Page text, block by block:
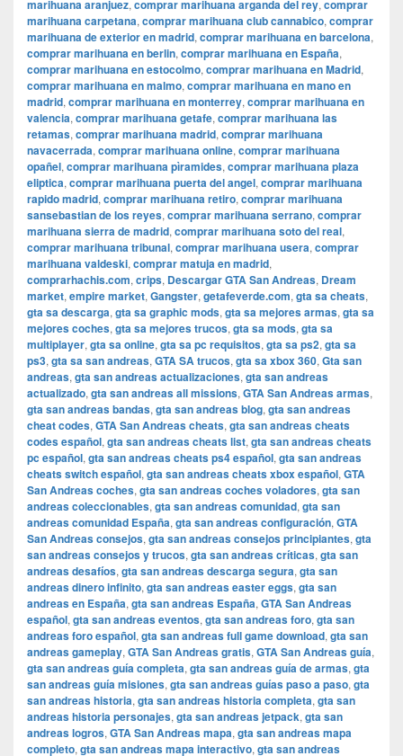
marihuana aranjuez, comprar marihuana arganda del rey, comprar
marihuana carpetana, comprar marihuana club cannabico, comprar
marihuana de exterior en madrid, comprar marihuana en barcelona,
comprar marihuana en berlin, comprar marihuana en España,
comprar marihuana en estocolmo, comprar marihuana en Madrid,
comprar marihuana en malmo, comprar marihuana en mano en
madrid, comprar marihuana en monterrey, comprar marihuana en
valencia, comprar marihuana getafe, comprar marihuana las
retamas, comprar marihuana madrid, comprar marihuana
navacerrada, comprar marihuana online, comprar marihuana
opañel, comprar marihuana pìramides, comprar marihuana plaza
eliptica, comprar marihuana puerta del angel, comprar marihuana
rapido madrid, comprar marihuana retiro, comprar marihuana
sansebastian de los reyes, comprar marihuana serrano, comprar
marihuana sierra de madrid, comprar marihuana soto del real,
comprar marihuana tribunal, comprar marihuana usera, comprar
marihuana valdeski, comprar matuja en madrid,
comprarhachis.com, crips, Descargar GTA San Andreas, Dream
market, empire market, Gangster, getafeverde.com, gta sa cheats,
gta sa descarga, gta sa graphic mods, gta sa mejores armas, gta sa
mejores coches, gta sa mejores trucos, gta sa mods, gta sa
multiplayer, gta sa online, gta sa pc requisitos, gta sa ps2, gta sa
ps3, gta sa san andreas, GTA SA trucos, gta sa xbox 360, Gta san
andreas, gta san andreas actualizaciones, gta san andreas
actualizado, gta san andreas all missions, GTA San Andreas armas,
gta san andreas bandas, gta san andreas blog, gta san andreas
cheat codes, GTA San Andreas cheats, gta san andreas cheats
codes español, gta san andreas cheats list, gta san andreas cheats
pc español, gta san andreas cheats ps4 español, gta san andreas
cheats switch español, gta san andreas cheats xbox español, GTA
San Andreas coches, gta san andreas coches voladores, gta san
andreas coleccionables, gta san andreas comunidad, gta san
andreas comunidad España, gta san andreas configuración, GTA
San Andreas consejos, gta san andreas consejos principiantes, gta
san andreas consejos y trucos, gta san andreas críticas, gta san
andreas desafíos, gta san andreas descarga segura, gta san
andreas dinero infinito, gta san andreas easter eggs, gta san
andreas en España, gta san andreas España, GTA San Andreas
español, gta san andreas eventos, gta san andreas foro, gta san
andreas foro español, gta san andreas full game download, gta san
andreas gameplay, GTA San Andreas gratis, GTA San Andreas guía,
gta san andreas guía completa, gta san andreas guía de armas, gta
san andreas guía misiones, gta san andreas guías paso a paso, gta
san andreas historia, gta san andreas historia completa, gta san
andreas historia personajes, gta san andreas jetpack, gta san
andreas logros, GTA San Andreas mapa, gta san andreas mapa
completo, gta san andreas mapa interactivo, gta san andreas